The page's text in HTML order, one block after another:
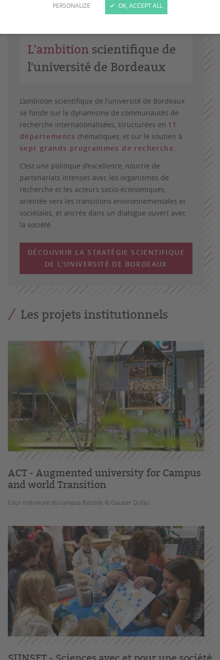
PERSONALIZE OK, ACCEPT ALL
L'ambition scientifique de
l'université de Bordeaux
L’ambition scientifique de l’université de Bordeaux
se fonde sur le dynamisme de communautés de
recherche internationalisées, structurées en 11
départements thématiques, et sur le soutien à
sept grands programmes de recherche.
C’est une politique d’excellence, nourrie de
partenariats intenses avec les organismes de
recherche et les acteurs socio-économiques,
orientée vers les transitions environnementales et
sociétales, et ancrée dans un dialogue ouvert avec
la société.
DÉCOUVRIR LA STRATÉGIE SCIENTIFIQUE
DE L'UNIVERSITÉ DE BORDEAUX
Les projets institutionnels
ACT - Augmented university for Campus
and world Transition
Cour intérieure du campus Bastide © Gautier Dufau